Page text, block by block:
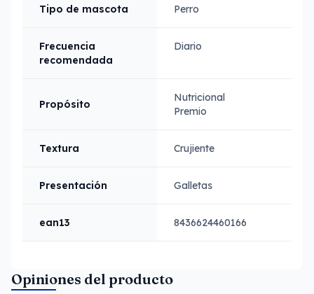
Tipo de mascota Perro
Frecuencia
recomendada
Diario
Propósito
Nutricional
Premio
Textura Crujiente
Presentación Galletas
ean13 8436624460166
Opiniones del producto